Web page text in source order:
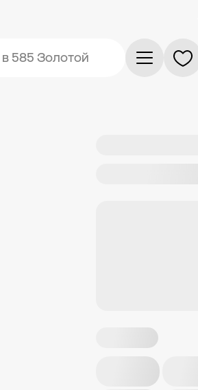
585 Золотой